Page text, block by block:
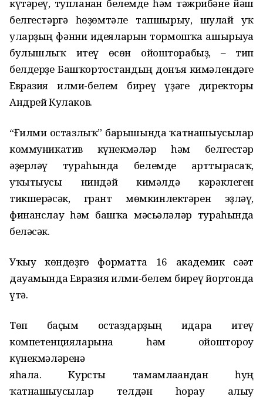
күтәреү, тупланған белемде һәм тәжрибәне йәш
белгестәргә һөҙөмтәле тапшырыу, шулай уҡ
уларҙың фәнни идеяларын тормошҡа ашырыуға
булышлыҡ итеү өсөн ойошторабыҙ, – тип
белдерҙе Башҡортостандың донъя кимәлендәге
Евразия ғилми-белем биреү үҙәге директоры
Андрей Кулаков.
“Ғилми остазлыҡ” барышында ҡатнашыусылар
коммуникатив күнекмәләр һәм белгестәр
әҙерләү тураһында белемде арттырасаҡ,
уҡытыусы ниндәй кимәлдә кәрәклеген
тикшерәсәк, грант мөмкинлектәрен эҙләү,
финанслау һәм башҡа мәсьәләләр тураһында
беләсәк.
Уҡыу көндөҙгө форматта 16 академик сәғәт
дауамында Евразия ғилми-белем биреү йортонда
үтә.
Төп баҫым
остаздарҙың идара итеү
компетенцияларына һәм ойоштороу
күнекмәләренә
яһала.
Курсты тамамлағандан
һуң
ҡатнашыусылар телдән һорау алыу